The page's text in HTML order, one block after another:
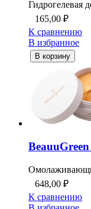
Гидрогелевая
165,00 ₽
К сравнению
В избранное
В корзину
648,00 ₽
К сравнению